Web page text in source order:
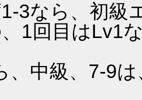
3なら、初級
1回目はLv1
、中級、7-9